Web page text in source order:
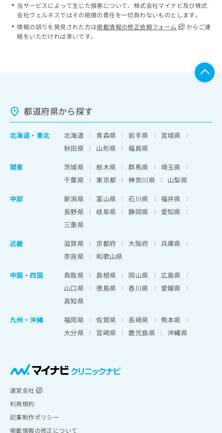
当サービスによって生じた損害について、株式会社マイナビ及び株式
会社ウェルネスではその賠償の責任を一切負わないものとします。
情報の誤りを発見された方は掲載情報の修正依頼フォーム
からご連
絡をいただければ幸いです。
都道府県から探す
北海道 ・ 東北 北海道 青森県 岩手県
宮城県
秋田県
山形県
福島県
関東
茨城県 栃木県 群馬県
埼玉県
千葉県
東京都 神奈川県
山梨県
中部
新潟県 富山県 石川県
福井県
長野県
岐阜県 静岡県
愛知県
三重県
近畿
滋賀県 京都府 大阪府
兵庫県
奈良県
和歌山県
中国・四国
鳥取県 島根県 岡山県
広島県
山口県
徳島県 香川県
愛媛県
高知県
九州・沖縄
福岡県 佐賀県 長崎県
熊本県
大分県
宮崎県 鹿児島県 沖縄県
運営会社
利用規約
記事制作ポリシー
掲載情報の修正について